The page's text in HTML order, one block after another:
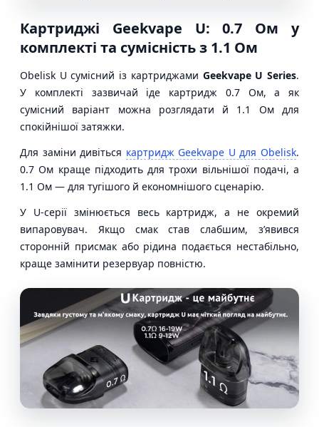
Картриджі Geekvape U: 0.7 Ом у
комплекті та сумісність з 1.1 Ом
Obelisk U сумісний із картриджами Geekvape U Series.
У комплекті зазвичай іде картридж 0.7 Ом, а як
сумісний варіант можна розглядати й 1.1 Ом для
спокійнішої затяжки.
Для заміни дивіться картридж Geekvape U для Obelisk.
0.7 Ом краще підходить для трохи вільнішої подачі, а
1.1 Ом — для тугішого й економнішого сценарію.
У U-серії змінюється весь картридж, а не окремий
випаровувач. Якщо смак став слабшим, з’явився
сторонній присмак або рідина подається нестабільно,
краще замінити резервуар повністю.